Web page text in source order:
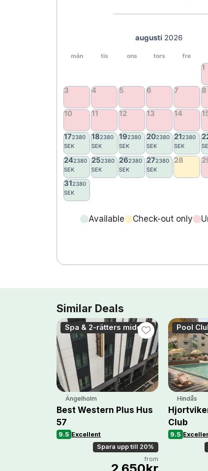
Available Check-out only
Similar Deals
Spa & 2-rätters middag
Ängelholm
Best Western Plus Hus
57
9.5 Excellent
Spara upp till 20%
from
Pool
Hindås
Club
9.5